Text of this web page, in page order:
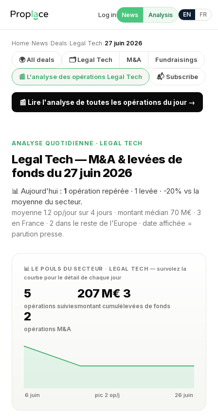
Log in News Analysis EN FR
Home› News› Deals› Legal Tech› 27 juin 2026
🌍 All deals 🗂 Legal Tech M&A Fundraisings
📰 L'analyse des opérations Legal Tech 📬 Subscribe
📰 Lire l'analyse de toutes les opérations du jour →
ANALYSE QUOTIDIENNE · LEGAL TECH
Legal Tech — M&A & levées de
fonds du 27 juin 2026
📊 Aujourd'hui : 1 opération repérée · 1 levée · -20% vs la
moyenne du secteur.
moyenne 1.2 op/jour sur 4 jours · montant médian 70 M€ · 3
en France · 2 dans le reste de l'Europe · date affichée =
parution presse.
📊 LE POULS DU SECTEUR · LEGAL TECH— survolez la
courbe pour le détail de chaque jour
5
opérations suivies
207 M€
montant cumulé
3
levées de fonds
2
opérations M&A
6 juin pic 2 op/j 26 juin